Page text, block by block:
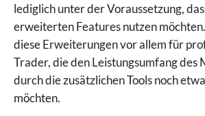
lediglich unter der Voraussetzung,
erweiterten Features nutzen
diese Erweiterungen vor allem für
Trader, die den Leistungsumfang des
durch die zusätzlichen Tools noch
möchten.